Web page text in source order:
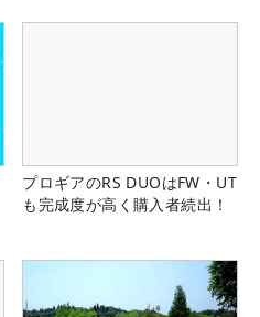
プロギアのRS DUOはFW・UT
も完成度が高く購入者続出！